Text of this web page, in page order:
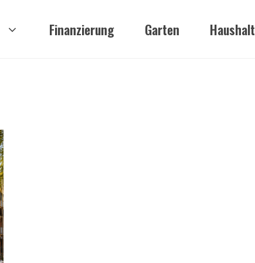
Finanzierung Garten Haushalt